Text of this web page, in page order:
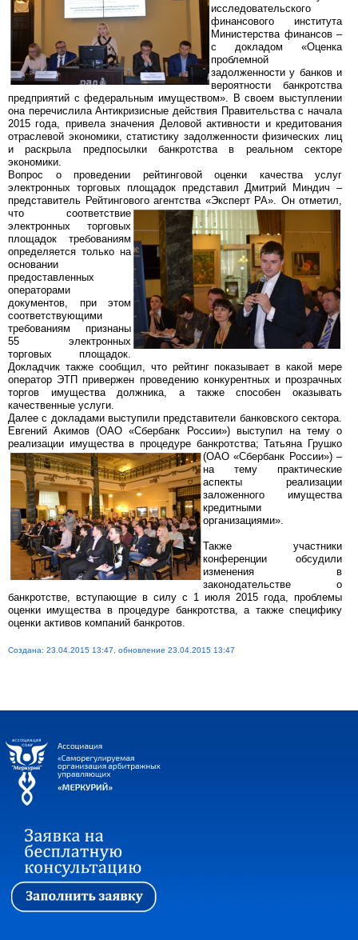
исследовательского
финансового института
Министерства финансов –
с докладом «Оценка
проблемной
задолженности у банков и
вероятности банкротства
предприятий с федеральным имуществом». В своем выступлении
она перечислила Антикризисные действия Правительства с начала
2015 года, привела значения Деловой активности и кредитования
отраслевой экономики, статистику задолженности физических лиц
и раскрыла предпосылки банкротства в реальном секторе
экономики.
Вопрос о проведении рейтинговой оценки качества услуг
электронных торговых площадок представил Дмитрий Миндич –
представитель Рейтингового агентства «Эксперт РА». Он отметил,
что соответствие
электронных торговых
площадок требованиям
определяется только на
основании
предоставленных
операторами
документов, при этом
соответствующими
требованиям признаны
55 электронных
торговых площадок.
Докладчик также сообщил, что рейтинг показывает в какой мере
оператор ЭТП привержен проведению конкурентных и прозрачных
торгов имущества должника, а также способен оказывать
качественные услуги.
Далее с докладами выступили представители банковского сектора.
Евгений Акимов (ОАО «Сбербанк России») выступил на тему о
реализации имущества в процедуре банкротства; Татьяна Грушко
(ОАО «Сбербанк России») –
на тему практические
аспекты реализации
заложенного имущества
кредитными
организациями».
Также участники
конференции обсудили
изменения в
законодательстве о
банкротстве, вступающие в силу с 1 июля 2015 года, проблемы
оценки имущества в процедуре банкротства, а также специфику
оценки активов компаний банкротов.
Создана: 23.04.2015 13:47, обновление 23.04.2015 13:47